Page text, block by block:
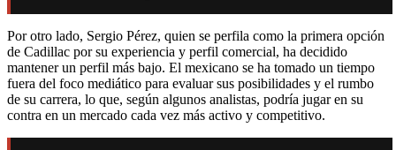
Por otro lado, Sergio Pérez, quien se perfila como la primera opción
de Cadillac por su experiencia y perfil comercial, ha decidido
mantener un perfil más bajo. El mexicano se ha tomado un tiempo
fuera del foco mediático para evaluar sus posibilidades y el rumbo
de su carrera, lo que, según algunos analistas, podría jugar en su
contra en un mercado cada vez más activo y competitivo.